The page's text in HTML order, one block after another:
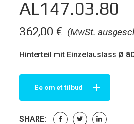
AL147.03.80
(MwSt.
362,00 €
Hinterteil mit Einzelauslass Ø 80
Be om et tilbud
SHARE: